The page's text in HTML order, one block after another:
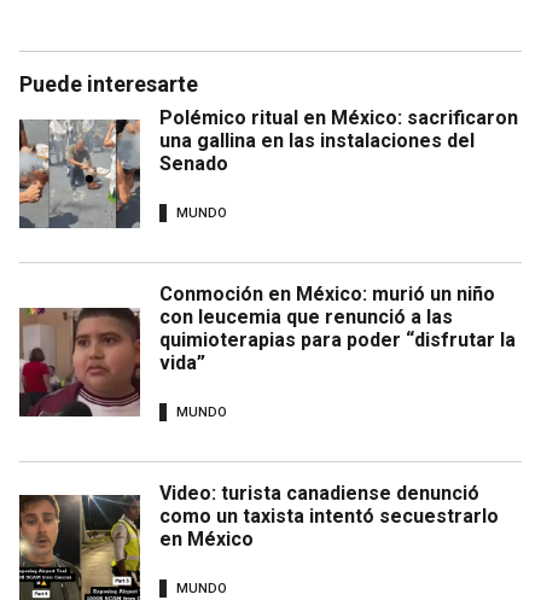
Puede interesarte
Polémico ritual en México: sacrificaron
una gallina en las instalaciones del
Senado
MUNDO
Conmoción en México: murió un niño
con leucemia que renunció a las
quimioterapias para poder “disfrutar la
vida”
MUNDO
Video: turista canadiense denunció
como un taxista intentó secuestrarlo
en México
MUNDO